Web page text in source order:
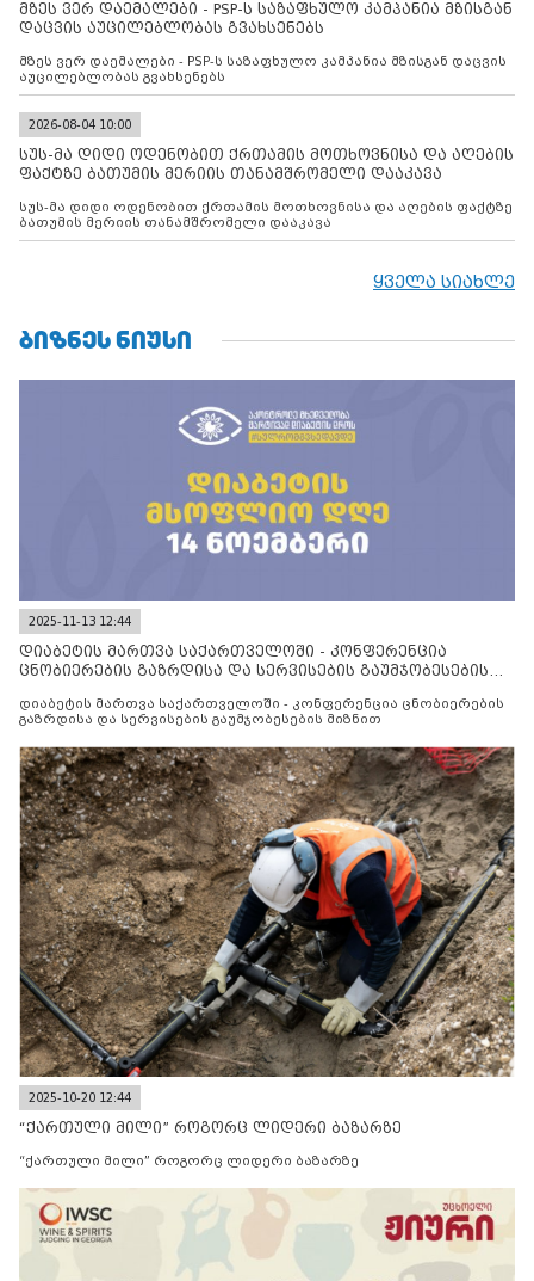
მზეს ვერ დაემალები - PSP-ს საზაფხულო კამპანია მზისგან
დაცვის აუცილებლობას გვახსენებს
მზეს ვერ დაემალები - PSP-ს საზაფხულო კამპანია მზისგან დაცვის
აუცილებლობას გვახსენებს
2026-08-04 10:00
სუს-მა დიდი ოდენობით ქრთამის მოთხოვნისა და აღების
ფაქტზე ბათუმის მერიის თანამშრომელი დააკავა
სუს-მა დიდი ოდენობით ქრთამის მოთხოვნისა და აღების ფაქტზე
ბათუმის მერიის თანამშრომელი დააკავა
ყველა სიახლე
ᲑᲘᲖᲜᲔᲡ ᲜᲘᲣᲡᲘ
2025-11-13 12:44
დიაბეტის მართვა საქართველოში - კონფერენცია
ცნობიერების გაზრდისა და სერვისების გაუმჯობესების
დიაბეტის მართვა საქართველოში - კონფერენცია ცნობიერების
გაზრდისა და სერვისების გაუმჯობესების მიზნით
2025-10-20 12:44
“ქართული მილი” როგორც ლიდერი ბაზარზე
“ქართული მილი” როგორც ლიდერი ბაზარზე